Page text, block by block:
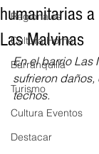
Regionales
Cultura Home
Barranquilla
Turismo
Cultura Eventos
Destacar
humanitarias
Las Malvinas
En el barrio Las
sufrieron
techos.